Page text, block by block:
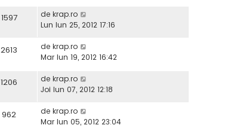
1597 de krap.ro
Lun Iun 25, 2012 17:16
2613 de krap.ro
Mar Iun 19, 2012 16:42
1206 de krap.ro
Joi Iun 07, 2012 12:18
962 de krap.ro
Mar Iun 05, 2012 23:04